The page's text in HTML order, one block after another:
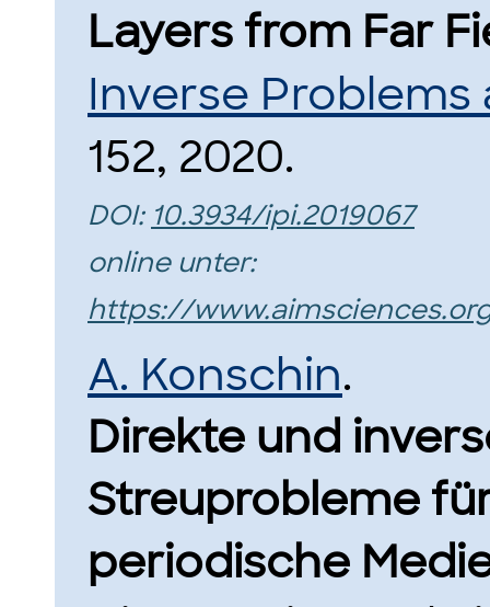
Layers from Far
Inverse
152, 2020.
DOI: 10.3934/ipi.2019067
online unter:
https://
A. Konschin.
Direkte und
Streuprobleme
periodische